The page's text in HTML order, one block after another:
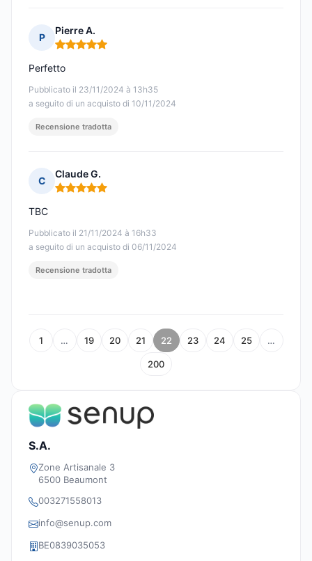
P
Pierre A.
Nota: 5 su 5
Pubblicato il 23/11/2024 à 13h35
a seguito di un acquisto di 10/11/2024
Perfetto
Recensione tradotta
C
Claude G.
Nota: 5 su 5
Pubblicato il 21/11/2024 à 16h33
a seguito di un acquisto di 06/11/2024
TBC
Recensione tradotta
1 … 19 20 21 22 23 24 25 …
200
S.A.
Zone Artisanale 3
6500 Beaumont
003271558013
info@senup.com
BE0839035053